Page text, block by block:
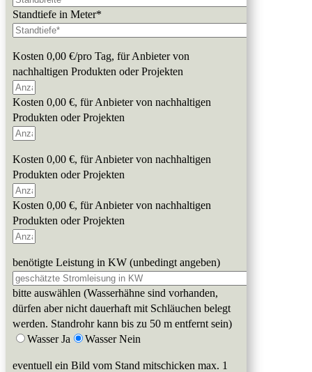
Standtiefe in Meter*
Kosten 0,00 €/pro Tag, für Anbieter von
nachhaltigen Produkten oder Projekten
Kosten 0,00 €, für Anbieter von nachhaltigen
Produkten oder Projekten
Kosten 0,00 €, für Anbieter von nachhaltigen
Produkten oder Projekten
Kosten 0,00 €, für Anbieter von nachhaltigen
Produkten oder Projekten
benötigte Leistung in KW (unbedingt angeben)
bitte auswählen (Wasserhähne sind vorhanden,
dürfen aber nicht dauerhaft mit Schläuchen belegt
werden. Standrohr kann bis zu 50 m entfernt sein)
Wasser Ja
Wasser Nein
eventuell ein Bild vom Stand mitschicken max. 1